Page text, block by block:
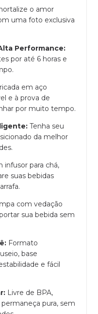
o amor
uma foto exclusiva
Performance:
por até 6 horas e
em aço
e à prova de
por muito tempo.
Tenha seu
da melhor
infusor para chá,
suas bebidas
com vedação
sua bebida sem
Formato
base
e fácil
Livre de BPA,
pura, sem